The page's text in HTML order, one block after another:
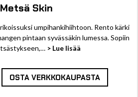
Metsä Skin
umpihankihiihtoon. Rento kärki
pintaan syvässäkin lumessa. Sopiin
> Lue lisää
OSTA VERKKOKAUPASTA